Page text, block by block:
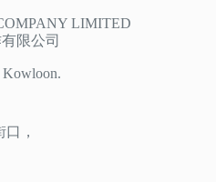
LIMITED
限公司
Kowloon.
，